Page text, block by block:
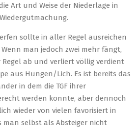
Art und Weise der Niederlage in
sollte in aller Regel ausreichen
man jedoch zwei mehr fängt,
ab und verliert völlig verdient
aus Hungen/Lich. Es ist bereits das
in dem die TGF ihrer
werden konnte, aber dennoch
wieder von vielen favorisiert in
man selbst als Absteiger nicht